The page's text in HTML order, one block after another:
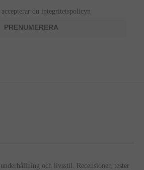
du integritetspolicyn
och livsstil. Recensioner, tester